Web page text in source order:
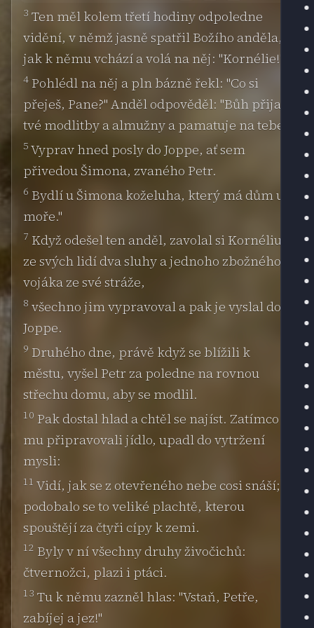
3 Ten měl kolem třetí hodiny odpoledne
vidění, v němž jasně spatřil Božího anděla,
jak k němu vchází a volá na něj: "Kornélie!"
4 Pohlédl na něj a pln bázně řekl: "Co si
přeješ, Pane?" Anděl odpověděl: "Bůh přijal
tvé modlitby a almužny a pamatuje na tebe.
5 Vyprav hned posly do Joppe, ať sem
přivedou Šimona, zvaného Petr.
6 Bydlí u Šimona koželuha, který má dům u
moře."
7 Když odešel ten anděl, zavolal si Kornélius
ze svých lidí dva sluhy a jednoho zbožného
vojáka ze své stráže,
8 všechno jim vypravoval a pak je vyslal do
Joppe.
9 Druhého dne, právě když se blížili k
městu, vyšel Petr za poledne na rovnou
střechu domu, aby se modlil.
10 Pak dostal hlad a chtěl se najíst. Zatímco
mu připravovali jídlo, upadl do vytržení
mysli:
11 Vidí, jak se z otevřeného nebe cosi snáší;
podobalo se to veliké plachtě, kterou
spouštějí za čtyři cípy k zemi.
12 Byly v ní všechny druhy živočichů:
čtvernožci, plazi i ptáci.
13 Tu k němu zazněl hlas: "Vstaň, Petře,
zabíjej a jez!"